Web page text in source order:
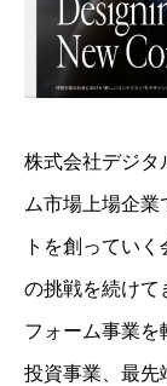
株式会社デジタ
ム市場上場企
トを創ってい
の挑戦を続けて
フォーム事業を
投資事業、最先